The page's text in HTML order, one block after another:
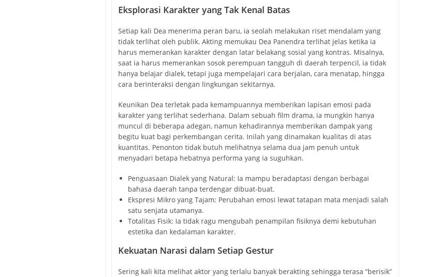
Eksplorasi Karakter yang Tak Kenal Batas
Setiap kali Dea menerima peran baru, ia seolah melakukan riset mendalam yang
tidak terlihat oleh publik. Akting memukau Dea Panendra terlihat jelas ketika ia
harus memerankan karakter dengan latar belakang sosial yang kontras. Misalnya,
saat ia harus memerankan sosok perempuan tangguh di daerah terpencil, ia tidak
hanya belajar dialek, tetapi juga mempelajari cara berjalan, cara menatap, hingga
cara berinteraksi dengan lingkungan sekitarnya.
Keunikan Dea terletak pada kemampuannya memberikan lapisan emosi pada
karakter yang terlihat sederhana. Dalam sebuah film drama, ia mungkin hanya
muncul di beberapa adegan, namun kehadirannya memberikan dampak yang
begitu kuat bagi perkembangan cerita. Inilah yang dinamakan kualitas di atas
kuantitas. Penonton tidak butuh melihatnya selama dua jam penuh untuk
menyadari betapa hebatnya performa yang ia suguhkan.
Penguasaan Dialek yang Natural: Ia mampu beradaptasi dengan berbagai
bahasa daerah tanpa terdengar dibuat-buat.
Ekspresi Mikro yang Tajam: Perubahan emosi lewat tatapan mata menjadi salah
satu senjata utamanya.
Totalitas Fisik: Ia tidak ragu mengubah penampilan fisiknya demi kebutuhan
estetika dan kedalaman karakter.
Kekuatan Narasi dalam Setiap Gestur
Sering kali kita melihat aktor yang terlalu banyak berakting sehingga terasa “berisik”